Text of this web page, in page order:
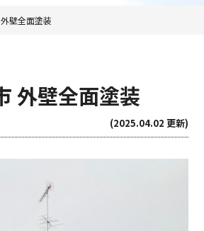
壁全面塗装
外壁全面塗装
(2025.04.02 更新)